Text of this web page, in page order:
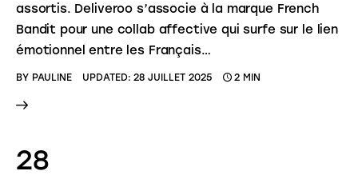
assortis. Deliveroo s’associe à la marque French
Bandit pour une collab affective qui surfe sur le lien
émotionnel entre les Français…
BY PAULINE UPDATED: 28 JUILLET 2025 2 MIN
28